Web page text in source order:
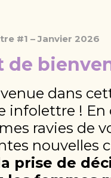
#1 – Janvier 2026
de
dans
infolettre ! En
ravies de
nouvelles
prise de